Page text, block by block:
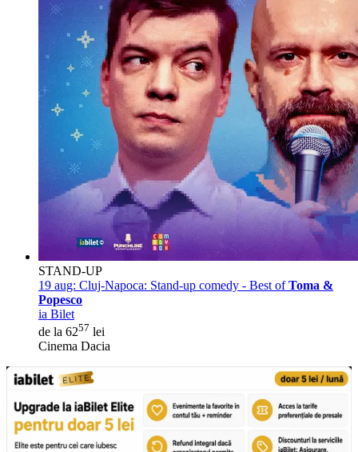
STAND-UP
19 aug: Cluj-Napoca: Stand-up comedy - Best ofToma &
Popesco
ia Bilet
de la 6257 lei
Cinema Dacia